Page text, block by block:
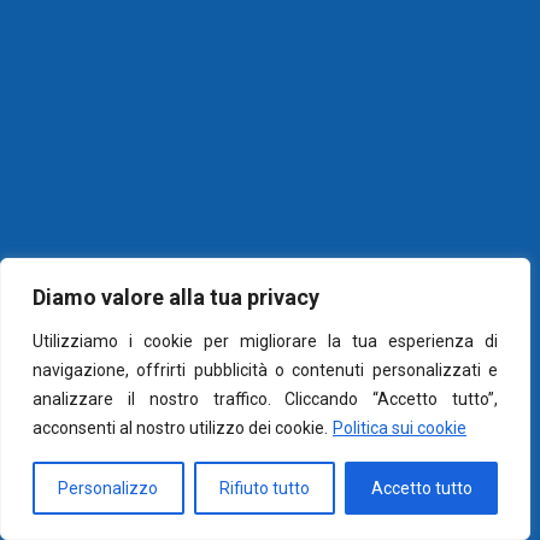
Diamo valore alla tua privacy
Utilizziamo i cookie per migliorare la tua esperienza di
navigazione, offrirti pubblicità o contenuti personalizzati e
analizzare il nostro traffico. Cliccando “Accetto tutto”,
acconsenti al nostro utilizzo dei cookie.
Politica sui cookie
Personalizzo Rifiuto tutto Accetto tutto
© 2026 Marco Vichi -Cookie e Privacy Policy